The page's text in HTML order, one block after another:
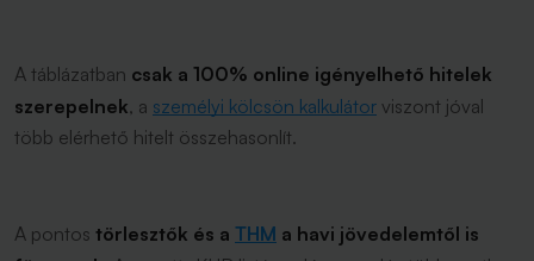
A táblázatban csak a 100% online igényelhető hitelek
szerepelnek, a személyi kölcsön kalkulátor viszont jóval
több elérhető hitelt összehasonlít.
A pontos törlesztők és a THM a havi jövedelemtől is